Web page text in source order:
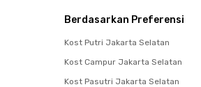
Berdasarkan Preferensi
Kost Putri Jakarta Selatan
Kost Campur Jakarta Selatan
Kost Pasutri Jakarta Selatan